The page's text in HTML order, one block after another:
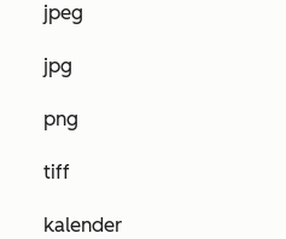
jpeg
jpg
png
tiff
kalender